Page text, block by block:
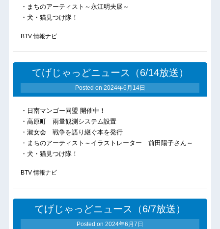
・まちのアーティスト～永江明夫展～
・犬・猫見つけ隊！
BTV 情報ナビ
てげじゃっどニュース（6/14放送）
Posted on 2024年6月14日
・日南マンゴー同盟 開催中！
・高原町 雨量観測システム設置
・淑女会 戦争を語り継ぐ本を発行
・まちのアーティスト～イラストレーター 前田陽子さん～
・犬・猫見つけ隊！
BTV 情報ナビ
てげじゃっどニュース（6/7放送）
Posted on 2024年6月7日